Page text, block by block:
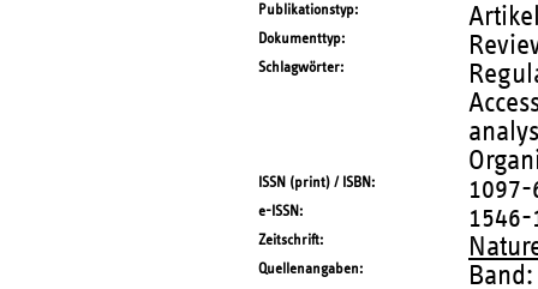
Publikationstyp
Dokumenttyp
Schlagwörter
ISSN (print) / ISBN 1097-
e-ISSN 1546-
Zeitschrift
Quellenangaben